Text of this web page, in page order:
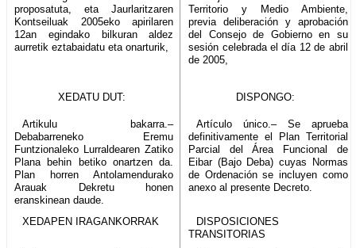
proposatuta, eta Jaurlaritzaren
Kontseiluak 2005eko apirilaren
12an egindako bilkuran aldez
aurretik eztabaidatu eta onarturik,
Territorio y Medio Ambiente,
previa deliberación y aprobación
del Consejo de Gobierno en su
sesión celebrada el día 12 de abril
de 2005,
XEDATU DUT: DISPONGO:
Artikulu bakarra.–
Debabarreneko Eremu
Funtzionaleko Lurraldearen Zatiko
Plana behin betiko onartzen da.
Plan horren Antolamendurako
Arauak Dekretu honen
eranskinean daude.
Artículo único.– Se aprueba
definitivamente el Plan Territorial
Parcial del Área Funcional de
Eibar (Bajo Deba) cuyas Normas
de Ordenación se incluyen como
anexo al presente Decreto.
XEDAPEN IRAGANKORRAK
DISPOSICIONES
TRANSITORIAS